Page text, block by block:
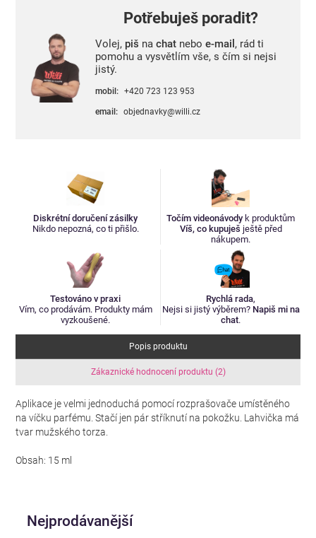
Potřebuješ poradit?
Volej, piš na chatnebo e-mail , rád ti
pomohu a vysvětlím vše, s čím si nejsi
jistý.
mobil: +420 723 123 953
email: objednavky@willi.cz
Diskrétní doručení zásilky
Nikdo nepozná, co ti přišlo.
Točím videonávody k produktům
Víš, co kupuješ ještě před
nákupem.
Testováno v praxi
Vím, co prodávám. Produkty mám
vyzkoušené.
Rychlá rada,
Nejsi si jistý výběrem? Napiš mi na
chat.
Popis produktu
Zákaznické hodnocení produktu (2)
Aplikace je velmi jednoduchá pomocí rozprašovače umístěného
na víčku parfému. Stačí jen pár stříknutí na pokožku. Lahvička má
tvar mužského torza.
Obsah: 15 ml
Nejprodávanější